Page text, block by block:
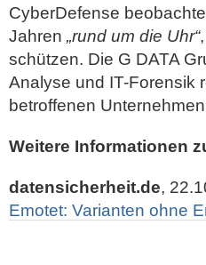
CyberDefense
Jahren „rund um die Uhr“
schützen. Die G DATA
Analyse und IT-Forensik
betroffenen
Weitere Informationen
datensicherheit.de,
Emotet: Varianten ohne